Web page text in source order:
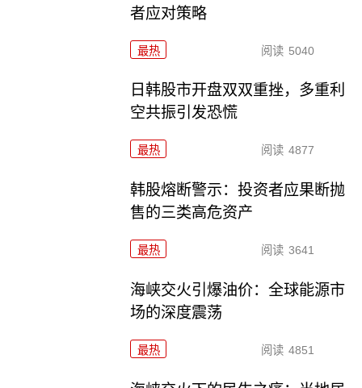
者应对策略
最热 阅读 5040
日韩股市开盘双双重挫，多重利
空共振引发恐慌
最热 阅读 4877
韩股熔断警示：投资者应果断抛
售的三类高危资产
最热 阅读 3641
海峡交火引爆油价：全球能源市
场的深度震荡
最热 阅读 4851